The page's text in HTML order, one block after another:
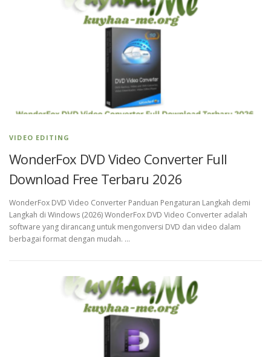
VIDEO EDITING
WonderFox DVD Video Converter Full
Download Free Terbaru 2026
WonderFox DVD Video Converter Panduan Pengaturan Langkah demi
Langkah di Windows (2026) WonderFox DVD Video Converter adalah
software yang dirancang untuk mengonversi DVD dan video dalam
berbagai format dengan mudah. …